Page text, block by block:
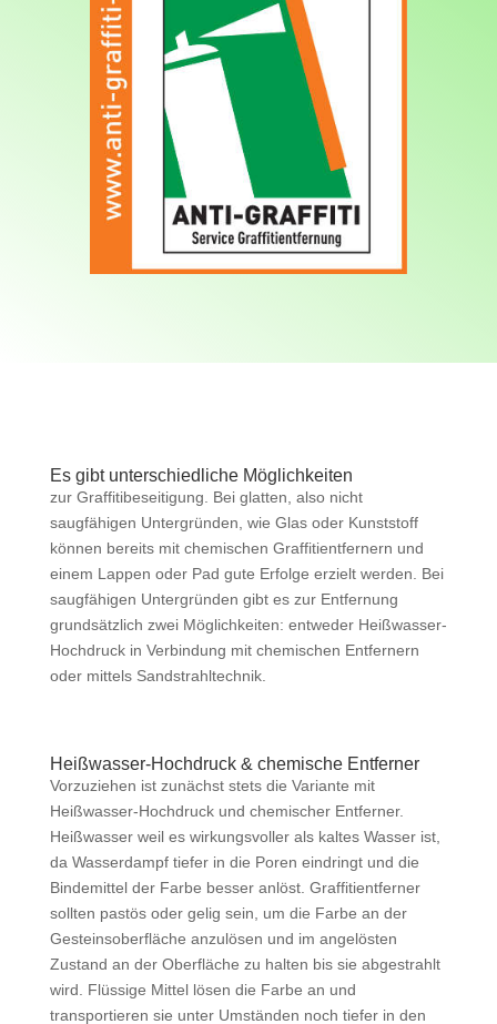
Es gibt unterschiedliche Möglichkeiten
zur Graffitibeseitigung. Bei glatten, also nicht
saugfähigen Untergründen, wie Glas oder Kunststoff
können bereits mit chemischen Graffitientfernern und
einem Lappen oder Pad gute Erfolge erzielt werden. Bei
saugfähigen Untergründen gibt es zur Entfernung
grundsätzlich zwei Möglichkeiten: entweder Heißwasser-
Hochdruck in Verbindung mit chemischen Entfernern
oder mittels Sandstrahltechnik.
Heißwasser-Hochdruck & chemische Entferner
Vorzuziehen ist zunächst stets die Variante mit
Heißwasser-Hochdruck und chemischer Entferner.
Heißwasser weil es wirkungsvoller als kaltes Wasser ist,
da Wasserdampf tiefer in die Poren eindringt und die
Bindemittel der Farbe besser anlöst. Graffitientferner
sollten pastös oder gelig sein, um die Farbe an der
Gesteinsoberfläche anzulösen und im angelösten
Zustand an der Oberfläche zu halten bis sie abgestrahlt
wird. Flüssige Mittel lösen die Farbe an und
transportieren sie unter Umständen noch tiefer in den